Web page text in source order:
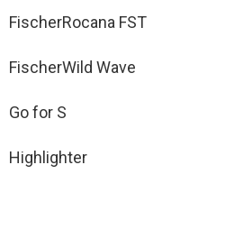
FischerRocana FST
FischerWild Wave
Go for S
Highlighter